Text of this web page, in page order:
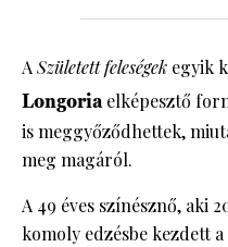
ASzületett feleségek egyik
Longoriaelképesztő
is meggyőződhettek,
meg magáról.
A 49 éves színésznő, aki
komoly edzésbe kezdett